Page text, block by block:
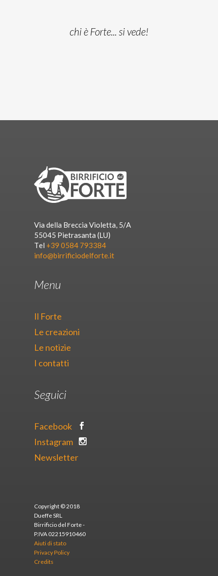
chi è Forte... si vede!
Via della Breccia Violetta, 5/A
55045 Pietrasanta (LU)
Tel +39 0584 793384
info@birrificiodelforte.it
Menu
Il Forte
Le creazioni
Le notizie
I contatti
Seguici
Facebook
Instagram
Newsletter
Copyright © 2018
Dueffe SRL
Birrificio del Forte -
P.IVA 02215910460
Aiuti di stato
Privacy Policy
Credits